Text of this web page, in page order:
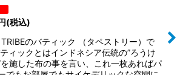
(税込)
TRIBEのバティック （タペストリー）で
ィックとはインドネシア伝統の”ろうけ
施した布の事を言い、これ一枚あればパ